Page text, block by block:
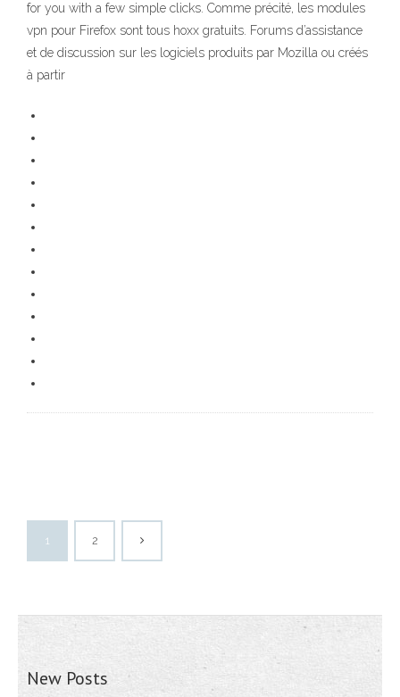
for you with a few simple clicks. Comme précité, les modules
vpn pour Firefox sont tous hoxx gratuits. Forums d’assistance
et de discussion sur les logiciels produits par Mozilla ou créés
à partir
1 2
New Posts